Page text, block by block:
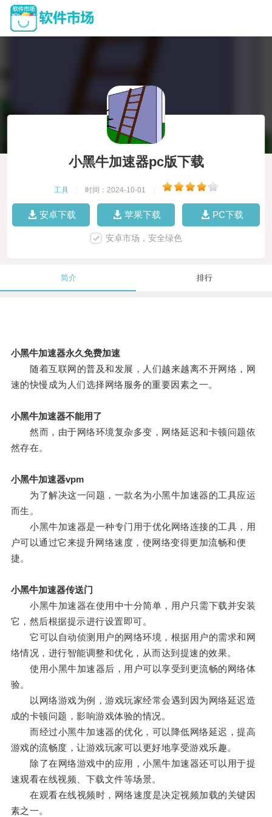
小黑牛加速器pc版下载
工具 时间：2024-10-01
安卓下载 苹果下载 PC下载
安卓市场，安全绿色
简介 排行
小黑牛加速器永久免费加速
随着互联网的普及和发展，人们越来越离不开网络，网
速的快慢成为人们选择网络服务的重要因素之一。
小黑牛加速器不能用了
然而，由于网络环境复杂多变，网络延迟和卡顿问题依
然存在。
小黑牛加速器vpm
为了解决这一问题，一款名为小黑牛加速器的工具应运
而生。
小黑牛加速器是一种专门用于优化网络连接的工具，用
户可以通过它来提升网络速度，使网络变得更加流畅和便
捷。
小黑牛加速器传送门
小黑牛加速器在使用中十分简单，用户只需下载并安装
它，然后根据提示进行设置即可。
它可以自动侦测用户的网络环境，根据用户的需求和网
络情况，进行智能调整和优化，从而达到提速的效果。
使用小黑牛加速器后，用户可以享受到更流畅的网络体
验。
以网络游戏为例，游戏玩家经常会遇到因为网络延迟造
成的卡顿问题，影响游戏体验的情况。
而经过小黑牛加速器的优化，可以降低网络延迟，提高
游戏的流畅度，让游戏玩家可以更好地享受游戏乐趣。
除了在网络游戏中的应用，小黑牛加速器还可以用于提
速观看在线视频、下载文件等场景。
在观看在线视频时，网络速度是决定视频加载的关键因
素之一。